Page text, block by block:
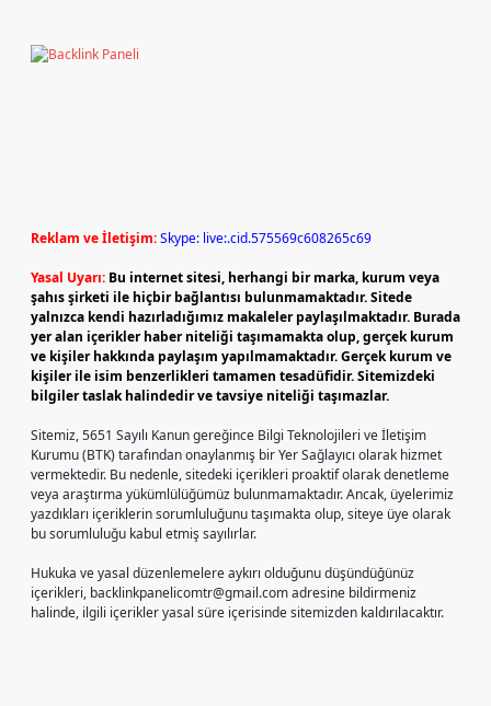
Reklam ve İletişim:Skype: live:.cid.575569c608265c69
Yasal Uyarı: Bu internet sitesi, herhangi bir marka, kurum veya
şahıs şirketi ile hiçbir bağlantısı bulunmamaktadır. Sitede
yalnızca kendi hazırladığımız makaleler paylaşılmaktadır. Burada
yer alan içerikler haber niteliği taşımamakta olup, gerçek kurum
ve kişiler hakkında paylaşım yapılmamaktadır. Gerçek kurum ve
kişiler ile isim benzerlikleri tamamen tesadüfidir. Sitemizdeki
bilgiler taslak halindedir ve tavsiye niteliği taşımazlar.
Sitemiz, 5651 Sayılı Kanun gereğince Bilgi Teknolojileri ve İletişim
Kurumu (BTK) tarafından onaylanmış bir Yer Sağlayıcı olarak hizmet
vermektedir. Bu nedenle, sitedeki içerikleri proaktif olarak denetleme
veya araştırma yükümlülüğümüz bulunmamaktadır. Ancak, üyelerimiz
yazdıkları içeriklerin sorumluluğunu taşımakta olup, siteye üye olarak
bu sorumluluğu kabul etmiş sayılırlar.
Hukuka ve yasal düzenlemelere aykırı olduğunu düşündüğünüz
içerikleri, backlinkpanelicomtr@gmail.comadresine bildirmeniz
halinde, ilgili içerikler yasal süre içerisinde sitemizden kaldırılacaktır.